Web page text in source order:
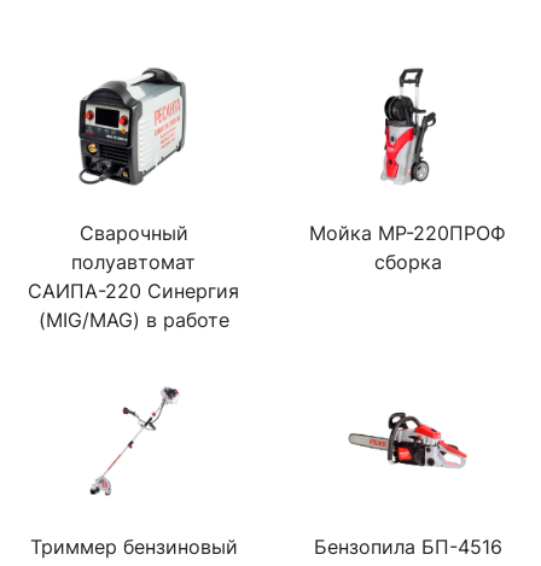
Сварочный
полуавтомат
САИПА-220 Синергия
(MIG/MAG) в работе
Мойка МР-220ПРОФ
сборка
Триммер бензиновый
Бензопила БП-4516